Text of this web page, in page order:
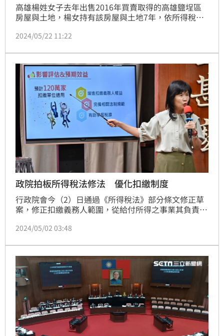
高雄楊姓女子去年出售2016年買賣取得的高雄鹽埕區
房屋與土地，楊女持有該房屋與土地7年，依所得稅法
稅單逾期未繳，擔心影響個人信用，直到日前才出面用
制執行。
2024/05/22 11:22
政院拍板所得稅法修法 優化扣繳制度
行政院會今（2）日通過《所得稅法》部分條文修正草
案，修正扣繳義務人範圍，從給付所得之事業其負責
業、機關、團體等本身。財政部說明，本次修法優化所
2024/05/02 03:48